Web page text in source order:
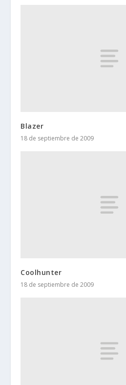
Blazer
18 de septiembre de 2009
Coolhunter
18 de septiembre de 2009